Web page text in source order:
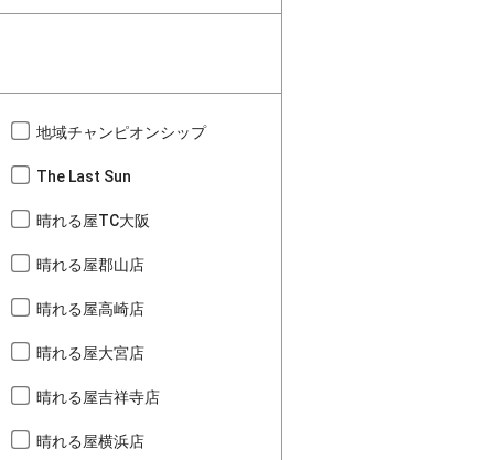
地域チャンピオンシップ
The Last Sun
晴れる屋TC大阪
晴れる屋郡山店
晴れる屋高崎店
晴れる屋大宮店
晴れる屋吉祥寺店
晴れる屋横浜店